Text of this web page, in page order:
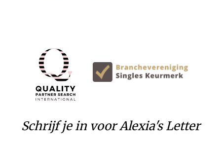
Schrijf je in voor Alexia's Letter